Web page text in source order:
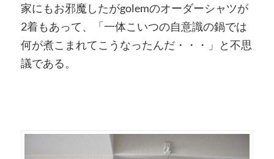
家にもお邪魔したがgolemのオーダーシャツが
2着もあって、「一体こいつの自意識の鍋では
何が煮こまれてこうなったんだ・・・」と不思
議である。